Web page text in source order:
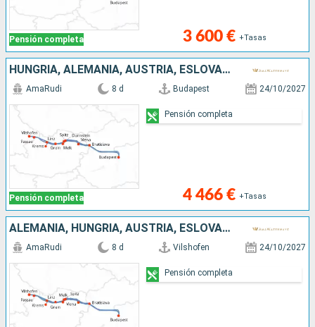
Pensión completa 3 600 € +Tasas
HUNGRÍA, ALEMANIA, AUSTRIA, ESLOVAQUIA
Pensión completa
AmaRudi 8 d Budapest 24/10/2027
4 466 € +Tasas
Pensión completa
ALEMANIA, HUNGRÍA, AUSTRIA, ESLOVAQUIA
AmaRudi 8 d Vilshofen 24/10/2027
Pensión completa